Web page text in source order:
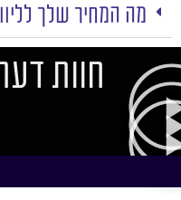
מה המחיר שלך
חוות